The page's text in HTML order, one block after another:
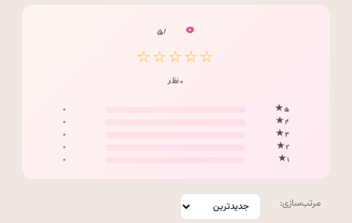
۰ / ۵
☆☆☆☆☆
۰ نظر
۵ ★
۰
۴ ★
۰
۳ ★
۰
۲ ★
۰
۱ ★
۰
مرتب‌سازی: